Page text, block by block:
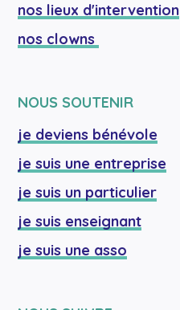
nos lieux d'intervention
nos clowns
NOUS SOUTENIR
je deviens bénévole
je suis une entreprise
je suis un particulier
je suis enseignant
je suis une asso